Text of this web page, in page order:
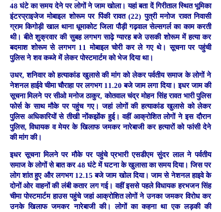
48 घंटे का समय देने पर लोगों ने जाम खोला। यहां बता दें गिरीताल स्थित भूमिका
इंटरप्राइजेज मोबाइल शोरूम पर पिंकी रावत (22) पुत्री मनोज रावत निवासी
ग्राम किगोड़ी खाल थाना धूमाकोट जिला पौड़ी गढ़वाल सेल्सगर्ल का काम करती
थी। बीते शुक्रवार की सुबह लगभग साढ़े ग्यारह बजे उसकी शोरूम में हत्या कर
बदमाश शोरूम से लगभग 11 मोबाइल चोरी कर ले गए थे। सूचना पर पहुंची
पुलिस ने शव कब्जे में लेकर पोस्टमार्टम को भेज दिया था।
उधर, शनिवार को हत्याकांड खुलासे की मांग को लेकर पर्वतीय समाज के लोगों ने
नेशनल हाईवे चीमा चौराहा पर लगभग 11.20 बजे जाम लगा दिया। इधर जाम की
सूचना मिलने पर सीओ मनोज ठाकुर, कोतवाल चंद्र मोहन सिंह रावत भारी पुलिस
फोर्स के साथ मौके पर पहुंच गए। जहां लोगों की हत्याकांड खुलासे को लेकर
पुलिस अधिकारियों से तीखी नोंकझोंक हुई। वहीं आक्रोशित लोगों ने इस दौरान
पुलिस, विधायक व मेयर के खिलाफ जमकर नारेबाजी कर हत्यारों को फांसी देने
की मांग की।
इधर सूचना मिलने पर मौके पर पहुंचे प्रभारी एसडीएम सुंदर लाल ने पर्वतीय
समाज के लोगों से बात कर 48 घंटे में घटना के खुलासा का समय दिया। जिस पर
लोग शांत हुए और लगभग 12.15 बजे जाम खोल दिया। जाम से नेशनल हाइवे के
दोनों ओर वाहनों की लंबी कतार लग गई। वहीं इससे पहले विधायक हरभजन सिंह
चीमा पोस्टमार्टम हाउस पहुंचे जहां आक्रोशित लोगों ने उनका जमकर विरोध कर
उनके खिलाफ जमकर नारेबाजी की। लोगों का कहना था एक लड़की की